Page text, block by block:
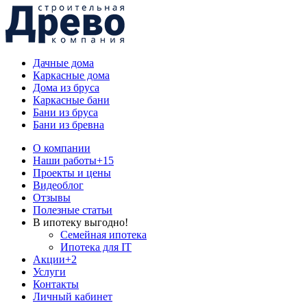
Дачные дома
Каркасные дома
Дома из бруса
Каркасные бани
Бани из бруса
Бани из бревна
О компании
Наши работы+15
Проекты и цены
Видеоблог
Отзывы
Полезные статьи
В ипотеку выгодно!
Семейная ипотека
Ипотека для IT
Акции+2
Услуги
Контакты
Личный кабинет